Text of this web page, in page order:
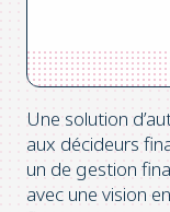
Une solution
aux décideurs
un de gestion
avec une vision